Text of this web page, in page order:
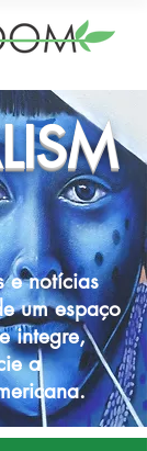
e notícias
um espaço
integre,
a